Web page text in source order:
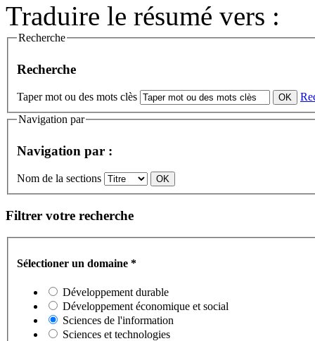
Traduire le résumé vers :
Recherche
Recherche
Taper mot ou des mots clès
Navigation par
Navigation par :
Nom de la sections
Filtrer votre recherche
Sélectioner un domaine *
Développement durable
Développement économique et social
Sciences de l'information
Sciences et technologies